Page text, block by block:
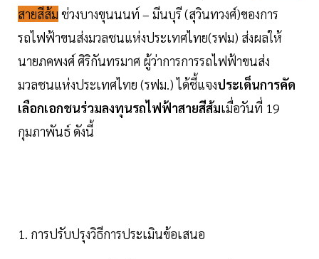
สายสีส้ม ช่วงบางขุนนนท์ – มีนบุรี (สุวินทวงศ์)ของการ
รถไฟฟ้าขนส่งมวลชนแห่งประเทศไทย(รฟม) ส่งผลให้
นายภคพงศ์ ศิริกันทรมาศ ผู้ว่าการการรถไฟฟ้าขนส่ง
มวลชนแห่งประเทศไทย (รฟม.) ได้ชี้แจงประเด็นการคัด
เลือกเอกชนร่วมลงทุนรถไฟฟ้าสายสีส้มเมื่อวันที่ 19
กุมภาพันธ์ ดังนี้
1. การปรับปรุงวิธีการประเมินข้อเสนอ